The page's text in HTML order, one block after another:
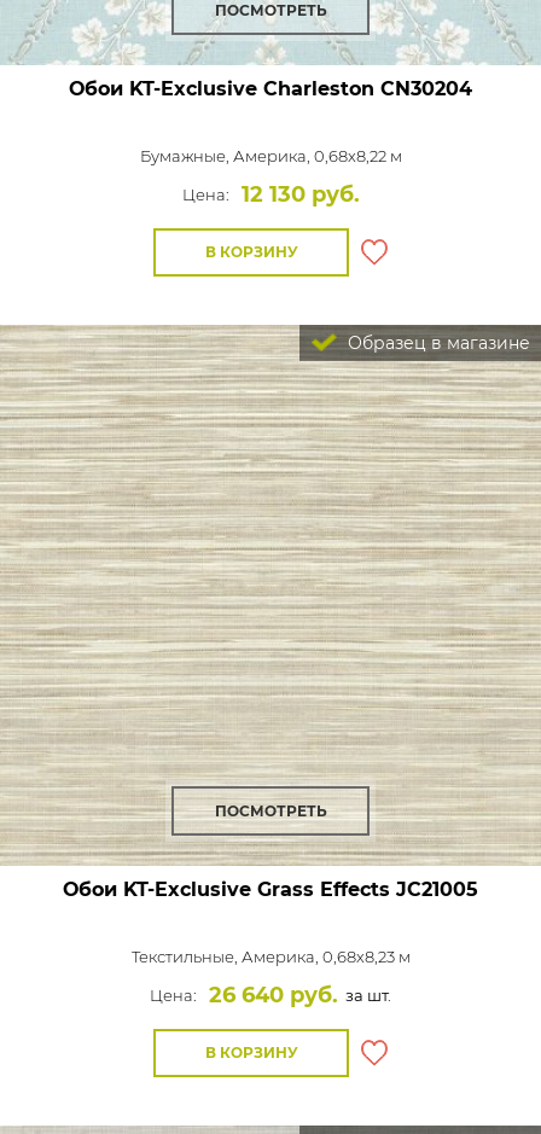
ПОСМОТРЕТЬ
Обои KT-Exclusive Charleston CN30204
Бумажные, Америка, 0,68x8,22 м
Цена:
12 130 руб.
В КОРЗИНУ
Образец в магазине
ПОСМОТРЕТЬ
Обои KT-Exclusive Grass Effects JC21005
Текстильные, Америка, 0,68x8,23 м
Цена:
26 640 руб. за шт.
В КОРЗИНУ